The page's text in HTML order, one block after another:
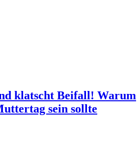
klatscht Beifall! Warum
sein sollte